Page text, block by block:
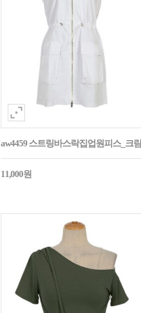
aw4459 스트링바스락집업원피스_크림
11,000원